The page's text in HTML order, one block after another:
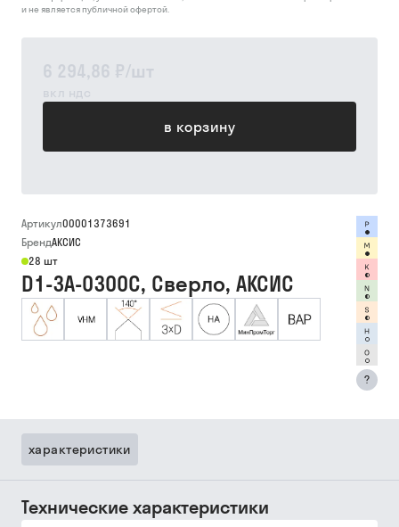
6 294,86 ₽/шт
вкл ндс
в корзину
и не является публичной офертой.
Артикул00001373691
БрендАКСИС
28 шт
D1-3A-0300C, Сверло, АКСИС
?
характеристики
Технические характеристики